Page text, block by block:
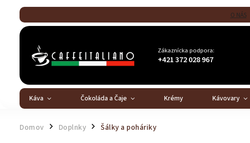
O NÁS
Zákaznícka podpora:
+421 372 028 967
Káva Čokoláda a Čaje Krémy Kávovary
Domov / Doplnky / Šálky a poháriky